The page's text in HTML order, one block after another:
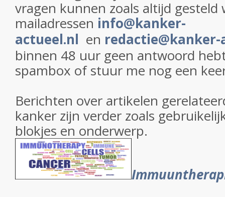
vragen kunnen zoals altijd gesteld
mailadressen info@kanker-
actueel.nl en
binnen 48 uur geen antwoord
spambox of stuur me nog een
Berichten over artikelen
kanker zijn verder zoals
blokjes en onderwerp.